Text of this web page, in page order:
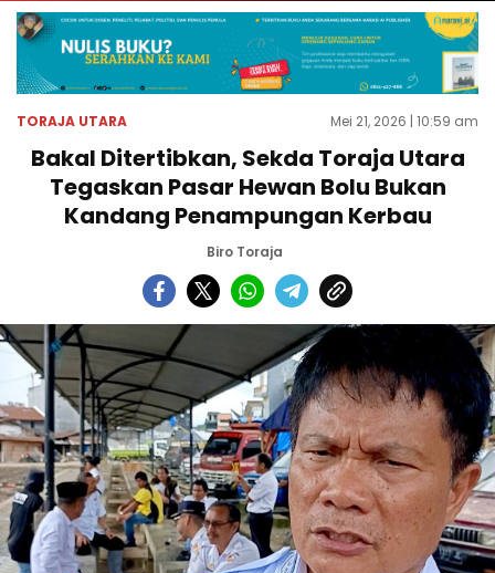
TORAJA UTARA Mei 21, 2026 | 10:59 am
Bakal Ditertibkan, Sekda Toraja Utara
Tegaskan Pasar Hewan Bolu Bukan
Kandang Penampungan Kerbau
Biro Toraja